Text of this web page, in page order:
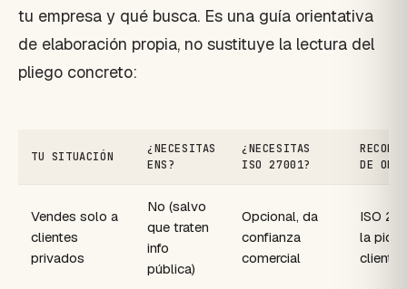
tu empresa y qué busca. Es una guía orientativa
de elaboración propia, no sustituye la lectura del
pliego concreto:
TU SITUACIÓN
¿NECESITAS
ENS?
¿NECESITAS
ISO 27001?
DE
Vendes solo a
clientes
privados
No (salvo
que traten
info
pública)
Opcional, da
confianza
comercial
ISO
la
clientes